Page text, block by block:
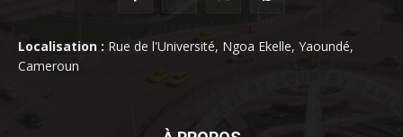
Localisation : Rue de l'Université, Ngoa Ekelle, Yaoundé,
Cameroun